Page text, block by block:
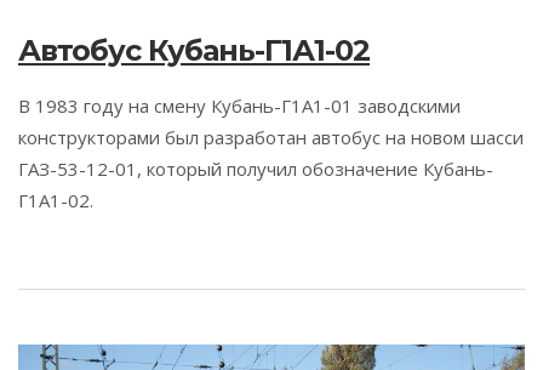
Автобус Кубань-Г1А1-02
В 1983 году на смену Кубань-Г1А1-01 заводскими
конструкторами был разработан автобус на новом шасси
ГАЗ-53-12-01, который получил обозначение Кубань-
Г1А1-02.